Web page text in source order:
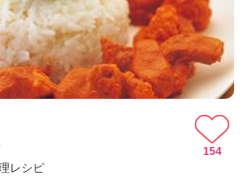
レシピ
154